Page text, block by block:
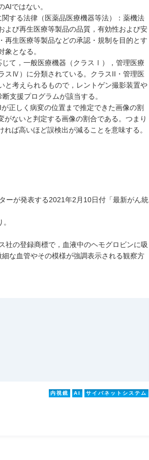
ではない。
する法律（医薬品医療機器等法）：薬機法
よび再生医療等製品の品質，有効性および安
再生医療等製品などの承認・規制を目的とす
となる。
て，一般医療機器（クラスⅠ），管理医療
Ⅳ）に分類されている。クラスII・管理医
と考えられるもので，レントゲン撮影装置や
支援プログラムが該当する。
正しく病変の位置まで推定できた画像の割
ないと判定する画像の割合である。つまり
ば高いほど誤検出が減ることを意味する。
ーが発表する2021年2月10日付「最新がん統
の登録商標で，血液中のヘモグロビンに吸
な血管やその模様が強調表示される観察方
内視鏡 AI サイバネットシステム